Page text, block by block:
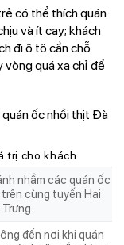
có thể thích quán
và ít cay; khách
đi ô tô cần chỗ
vòng quá xa chỉ để
quán ốc nhồi thịt Đà
trị cho khách
nhầm các quán ốc
trên cùng tuyến Hai
đến nơi khi quán